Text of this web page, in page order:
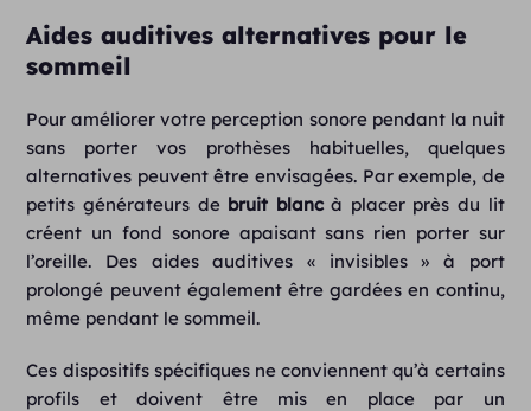
Aides auditives alternatives pour le
sommeil
Pour améliorer votre perception sonore pendant la nuit
sans porter vos prothèses habituelles, quelques
alternatives peuvent être envisagées. Par exemple, de
petits générateurs de bruit blancà placer près du lit
créent un fond sonore apaisant sans rien porter sur
l’oreille. Des aides auditives « invisibles » à port
prolongé peuvent également être gardées en continu,
même pendant le sommeil.
Ces dispositifs spécifiques ne conviennent qu’à certains
profils et doivent être mis en place par un